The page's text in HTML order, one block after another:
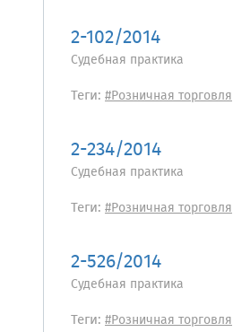
2-102/2014
Судебная практика
Теги: #Розничная торговля
2-234/2014
Судебная практика
Теги: #Розничная торговля
2-526/2014
Судебная практика
Теги: #Розничная торговля